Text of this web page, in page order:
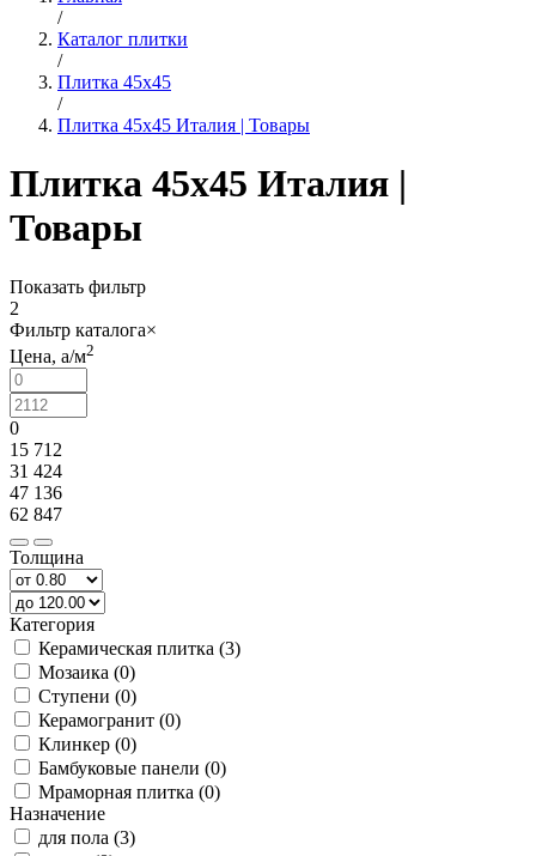
/
Каталог плитки
/
Плитка 45х45
/
Плитка 45x45 Италия | Товары
Плитка 45x45 Италия |
Товары
Показать фильтр
2
Фильтр каталога×
Цена, a/м2
0
15 712
31 424
47 136
62 847
Толщина
Категория
Керамическая плитка (3)
Мозаика (0)
Ступени (0)
Керамогранит (0)
Клинкер (0)
Бамбуковые панели (0)
Мраморная плитка (0)
Назначение
для пола (3)